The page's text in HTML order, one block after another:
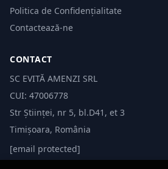
Politica de Confidențialitate
Contactează-ne
CONTACT
SC EVITĂ AMENZI SRL
CUI: 47006778
Str Științei, nr 5, bl.D41, et 3
Timișoara, România
[email protected]